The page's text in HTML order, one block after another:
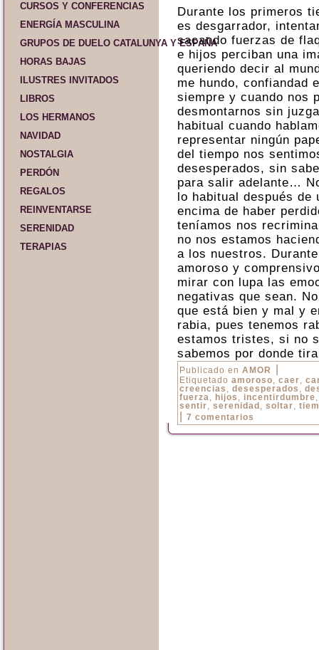
CURSOS Y CONFERENCIAS
ENERGÍA MASCULINA
GRUPOS DE DUELO CATALUNYA Y ESPAÑA
HORAS BAJAS
ILUSTRES INVITADOS
LIBROS
LOS HERMANOS
NAVIDAD
NOSTALGIA
PERDÓN
REGALOS
REINVENTARSE
SERENIDAD
TERAPIAS
Durante los primeros
es desgarrador,
sacando fuerzas de
e hijos perciban una
queriendo decir al
me hundo, confiandad
siempre y cuando nos
desmontarnos sin
habitual cuando
representar ningún
del tiempo nos
desesperados, sin
para salir adelante…
lo habitual después de
encima de haber
teníamos nos
no nos estamos
a los nuestros.
amoroso y
mirar con lupa las
negativas que sean.
que está bien y mal y
rabia, pues tenemos
estamos tristes, si no
sabemos por donde
Publicado en AMOR
Etiquetado amoroso, caer,
creencias , desesperados ,
fuerza, hijos , incentirdumbre
sentir, serenidad , soltar,
7 comentarios